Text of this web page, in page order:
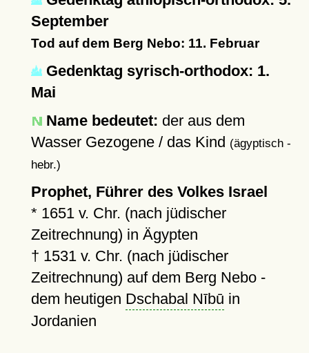
September
Tod auf dem Berg Nebo: 11. Februar
Gedenktag syrisch-orthodox: 1.
Mai
Name bedeutet: der aus dem
Wasser Gezogene / das Kind (ägyptisch -
hebr.)
Prophet, Führer des Volkes Israel
* 1651 v. Chr. (nach jüdischer
Zeitrechnung) in Ägypten
† 1531 v. Chr. (nach jüdischer
Zeitrechnung) auf dem Berg Nebo -
dem heutigen Dschabal Nībū in
Jordanien